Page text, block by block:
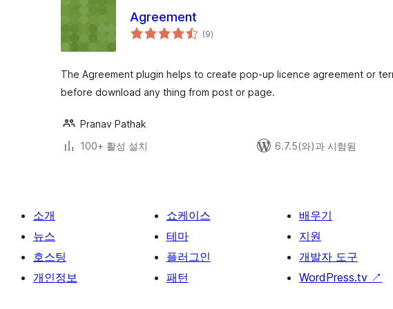
Agreement
(9전
체)
The Agreement plugin helps to create pop-up licence agreement or
before download any thing from post or page.
Pranav Pathak
100+ 활성 설치
6.7.5(와)과 시험됨
소개
뉴스
호스팅
개인정보
쇼케이스
테마
플러그인
패턴
배우기
지원
개발자 도구
WordPress.tv ↗